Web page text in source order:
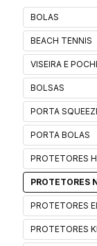
BOLAS
BEACH TENNIS
VISEIRA E
BOLSAS
PORTA
PORTA BOLAS
PROTETORES
PROTETORES
PROTETORES
PROTETORES